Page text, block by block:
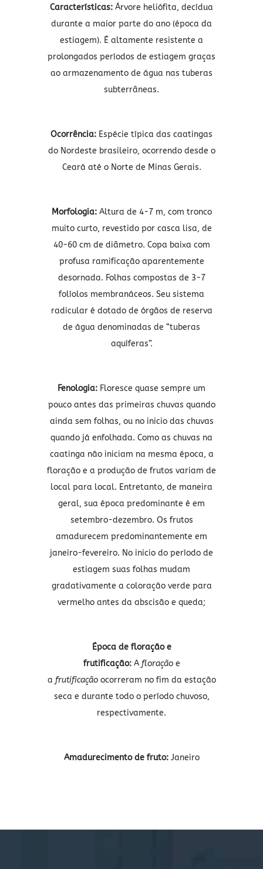
Características: Árvore heliófita, decídua
durante a maior parte do ano (época da
estiagem). É altamente resistente a
prolongados períodos de estiagem graças
ao armazenamento de água nas tuberas
subterrâneas.
Ocorrência: Espécie típica das caatingas
do Nordeste brasileiro, ocorrendo desde o
Ceará até o Norte de Minas Gerais.
Morfologia: Altura de 4-7 m, com tronco
muito curto, revestido por casca lisa, de
40-60 cm de diâmetro. Copa baixa com
profusa ramificação aparentemente
desornada. Folhas compostas de 3-7
folíolos membranáceos. Seu sistema
radicular é dotado de órgãos de reserva
de água denominadas de “tuberas
aquíferas”.
Fenologia: Floresce quase sempre um
pouco antes das primeiras chuvas quando
ainda sem folhas, ou no inicio das chuvas
quando já enfolhada. Como as chuvas na
caatinga não iniciam na mesma época, a
floração e a produção de frutos variam de
local para local. Entretanto, de maneira
geral, sua época predominante é em
setembro-dezembro. Os frutos
amadurecem predominantemente em
janeiro-fevereiro. No inicio do período de
estiagem suas folhas mudam
gradativamente a coloração verde para
vermelho antes da abscisão e queda;
Época de floração e
frutificação: A floraçãoe
a frutificaçãoocorreram no fim da estação
seca e durante todo o período chuvoso,
respectivamente.
Amadurecimento de fruto:Janeiro